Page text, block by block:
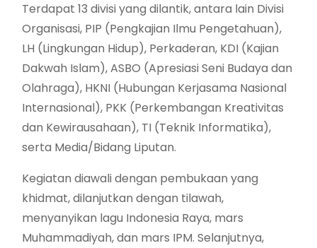
Terdapat 13 divisi yang dilantik, antara lain Divisi
Organisasi, PIP (Pengkajian Ilmu Pengetahuan),
LH (Lingkungan Hidup), Perkaderan, KDI (Kajian
Dakwah Islam), ASBO (Apresiasi Seni Budaya dan
Olahraga), HKNI (Hubungan Kerjasama Nasional
Internasional), PKK (Perkembangan Kreativitas
dan Kewirausahaan), TI (Teknik Informatika),
serta Media/Bidang Liputan.
Kegiatan diawali dengan pembukaan yang
khidmat, dilanjutkan dengan tilawah,
menyanyikan lagu Indonesia Raya, mars
Muhammadiyah, dan mars IPM. Selanjutnya,